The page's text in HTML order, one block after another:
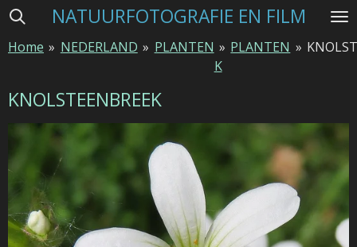
Ga
naar
hoofdinhoud
NATUURFOTOGRAFIE EN FILM
Home » NEDERLAND » PLANTEN » PLANTEN
K
»
KNOLSTEENBREEK